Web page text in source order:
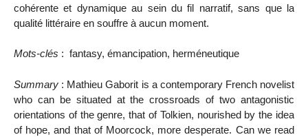
cohérente et dynamique au sein du fil narratif, sans que la
qualité littéraire en souffre à aucun moment.
Mots-clés : fantasy, émancipation, herméneutique
Summary : Mathieu Gaborit is a contemporary French novelist
who can be situated at the crossroads of two antagonistic
orientations of the genre, that of Tolkien, nourished by the idea
of hope, and that of Moorcock, more desperate. Can we read